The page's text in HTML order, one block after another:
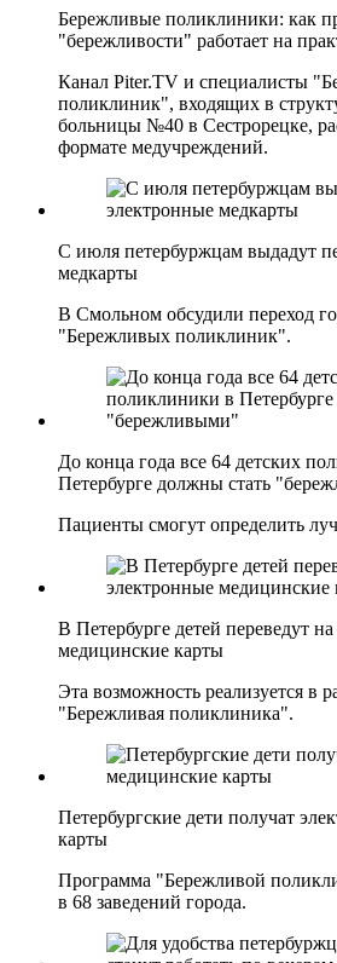
Бережливые поликлиники: как
"бережливости" работает на
Канал Piter.TV и специалисты
поликлиник", входящих в
больницы №40 в Сестрорецке,
формате медучреждений.
С июля петербуржцам выдадут
медкарты
В Смольном обсудили переход
"Бережливых поликлиник".
До конца года все 64 детских
Петербурге должны стать
Пациенты смогут определить
В Петербурге детей переведут
медицинские карты
Эта возможность реализуется в
"Бережливая поликлиника".
Петербургские дети получат
карты
Программа "Бережливой
в 68 заведений города.